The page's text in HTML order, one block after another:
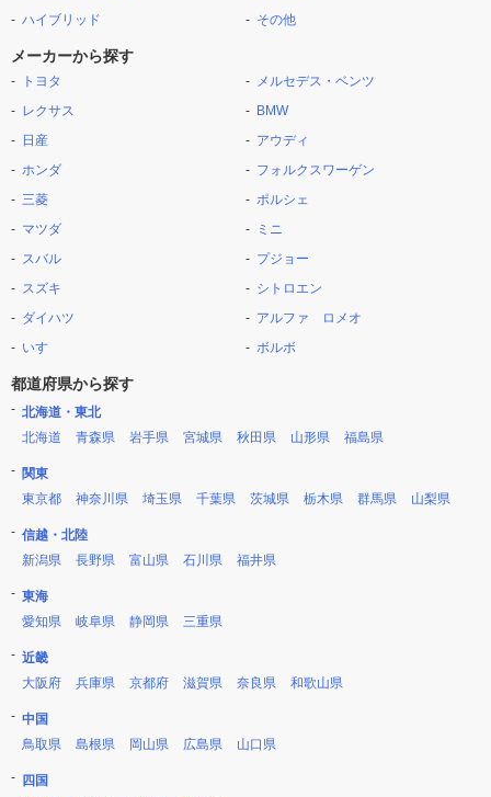
ハイブリッド
その他
メーカーから探す
トヨタ
レクサス
日産
ホンダ
三菱
マツダ
スバル
スズキ
ダイハツ
いすゞ
メルセデス・ベンツ
BMW
アウディ
フォルクスワーゲン
ポルシェ
ミニ
プジョー
シトロエン
アルファ ロメオ
ボルボ
都道府県から探す
北海道・東北
北海道
青森県 岩手県 宮城県 秋田県 山形県 福島県
関東
東京都
神奈川県 埼玉県 千葉県 茨城県 栃木県 群馬県 山梨県
信越・北陸
新潟県
長野県 富山県 石川県 福井県
東海
愛知県
岐阜県 静岡県 三重県
近畿
大阪府
兵庫県 京都府 滋賀県 奈良県 和歌山県
中国
鳥取県
島根県 岡山県 広島県 山口県
四国